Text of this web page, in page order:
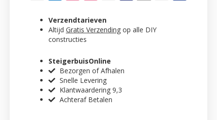
Verzendtarieven
Altijd Gratis Verzending op alle DIY
constructies
SteigerbuisOnline
Bezorgen of Afhalen
Snelle Levering
Klantwaardering 9,3
Achteraf Betalen